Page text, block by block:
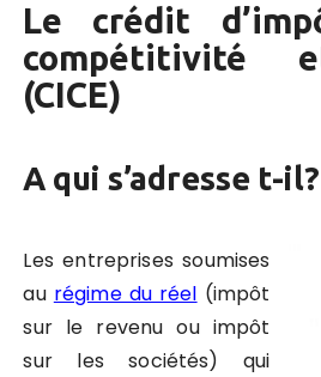
Le crédit
compétitivité
(CICE)
A qui s’adresse t-il?
Les entreprises soumises
au régime du réel (impôt
sur le revenu ou impôt
sur les sociétés) qui